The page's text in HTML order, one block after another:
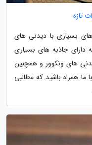
تازه
بسیاری با دیدنی های
دارای جاذبه های بسیاری
های ونکوور و همچنین
ما همراه باشید که مطالبی